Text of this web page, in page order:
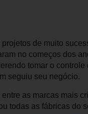
de muito
no começos dos
tomar o controle
seguiu seu negócio.
as marcas mais
todas as fábricas do